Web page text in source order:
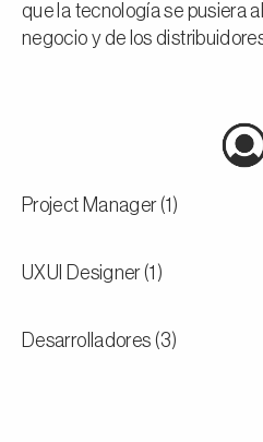
que la tecnología se pusiera
negocio y de los
Project Manager (1)
UXUI Designer (1)
Desarrolladores (3)